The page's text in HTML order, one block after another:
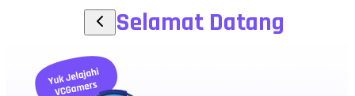
Selamat Datang